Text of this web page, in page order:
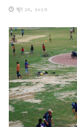
জুন ১৩, ২০২৩